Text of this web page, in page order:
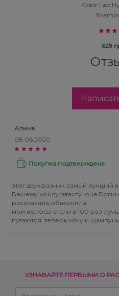
Color Lab
629
Алина
08.06.2020
Покупка подтверждена
этот двухфазник самый лучший
Вашему консультанту !она
рассказала,обьяснила ..
мои волосы стали в 100 раз
путаются .теперь хочу и
УЗНАВАЙТЕ ПЕРВЫМИ О